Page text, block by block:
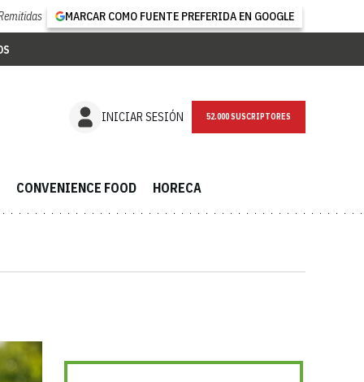
MARCAR COMO FUENTE PREFERIDA EN GOOGLE
INICIAR SESIÓN NEWSLETTER
CONVENIENCE FOOD HORECA